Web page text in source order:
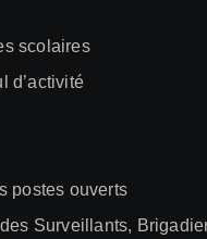
scolaires
d’activité
postes ouverts
Surveillants,